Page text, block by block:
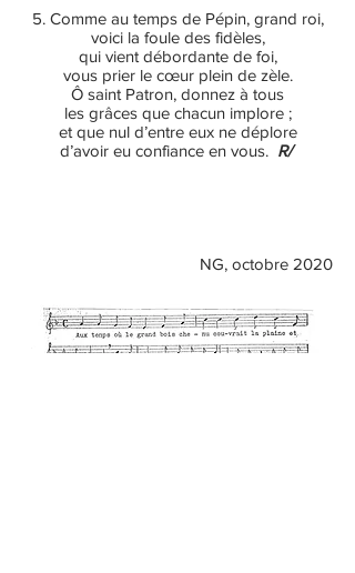
5. Comme au temps de Pépin, grand roi,
voici la foule des fidèles,
qui vient débordante de foi,
vous prier le cœur plein de zèle.
Ô saint Patron, donnez à tous
les grâces que chacun implore ;
et que nul d’entre eux ne déplore
d’avoir eu confiance en vous. R/
NG, octobre 2020